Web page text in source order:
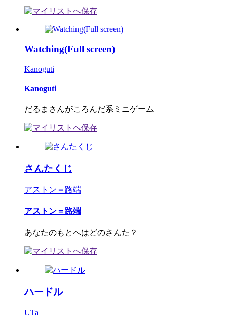
Watching(Full screen)
Kanoguti
Kanoguti
だるまさんがころんだ系ミニゲーム
さんたくじ
アストン＝路端
アストン＝路端
あなたのもとへはどのさんた？
ハードル
UTa